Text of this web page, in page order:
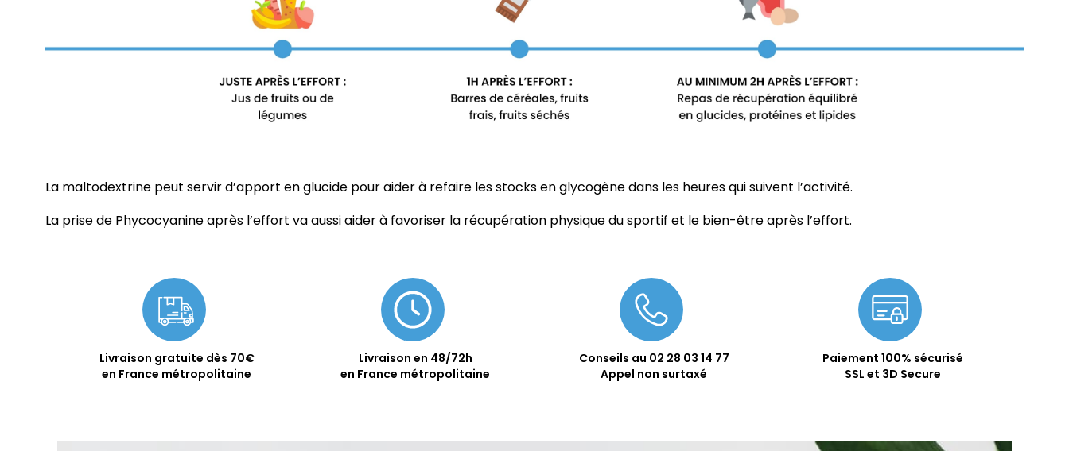
La maltodextrine peut servir d’apport en glucide pour aider à refaire les stocks en glycogène dans les heures qui suivent l’activité.
La prise de Phycocyanine après l’effort va aussi aider à favoriser la récupération physique du sportif et le bien-être après l’effort.
Livraison gratuite dès 70€
en France métropolitaine
Livraison en 48/72h
en France métropolitaine
Conseils au 02 28 03 14 77
Appel non surtaxé
Paiement 100% sécurisé
SSL et 3D Secure